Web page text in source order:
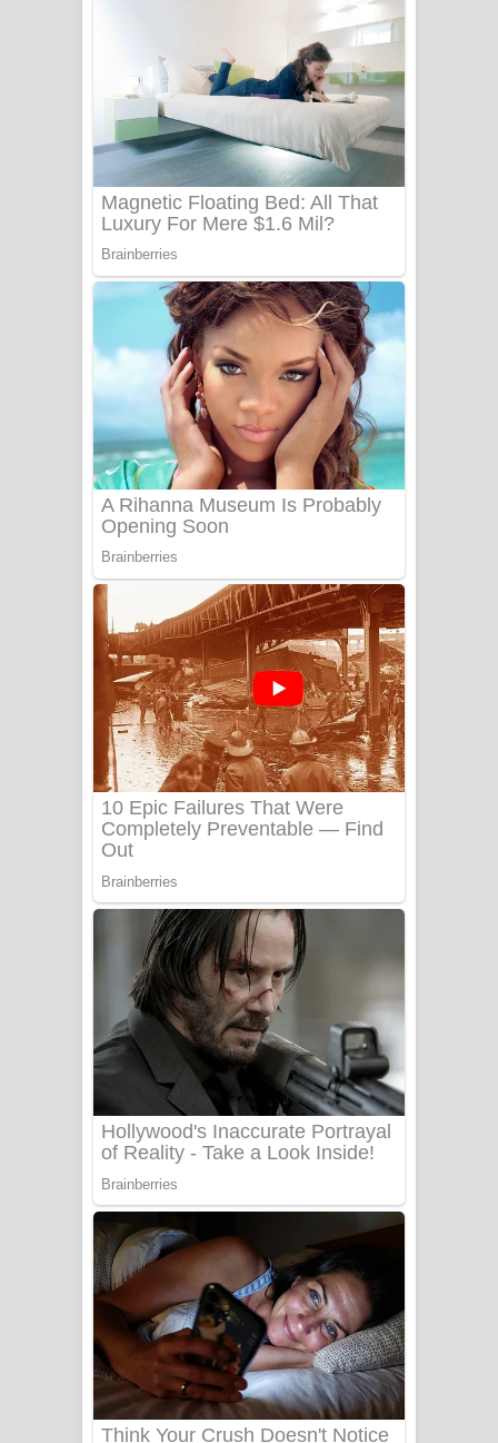
දුන් ආදරේ ගීතයේ පද පෙළ
Liyamuda Dan Anagathe Song Lyrics
- ලියමුද දැන් අනාගතේ ගීතයේ පද පෙළ
Doni Song Lyrics - දෝණි ගීතයේ පද
Benthara Palame Song Lyrics -
බෙන්තර පාලමේ ගීතයේ පද පෙළ
Sanda Babalena Song Lyrics - සඳ
බැබලෙන ගීතයේ පද පෙළ
Adare Wadi Nisa Song Lyrics - ආදරේ
වැඩි නිසා ගීතයේ පද පෙළ
UNUHUMA Song Lyrics - උණුහුම
ගීතයේ පද පෙළ
Katakara Song Lyrics - කටකාර ගීතයේ
පද පෙළ
Tharu Yaye Dilena Song Lyrics - තරු
යායේ දිලෙනා ගීතයේ පද පෙළ
Ow Man Sosa Song Lyrics - ඔව් මං
සෝසා ගීතයේ පද පෙළ
Heavy Weight Song Lyrics
Aye Lanweela Song Lyrics - ආයේ
ලංවීලා ගීතයේ පද පෙළ
Ala purannata Song Lyrics - ආල
පුරන්නට ගීතයේ පද පෙළ
Apa Hamuwee Song Lyrics - අප හමුවී
ගීතයේ පද පෙළ
PATHINIYE Song Lyrics - පතිනියනේ
ගීතයේ පද පෙළ